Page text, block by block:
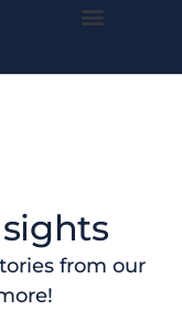
from our